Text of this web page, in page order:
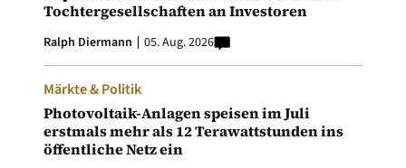
Tochtergesellschaften an Investoren
Ralph Diermann 05. Aug. 2026
Märkte & Politik
Photovoltaik-Anlagen speisen im Juli
erstmals mehr als 12 Terawattstunden ins
öffentliche Netz ein